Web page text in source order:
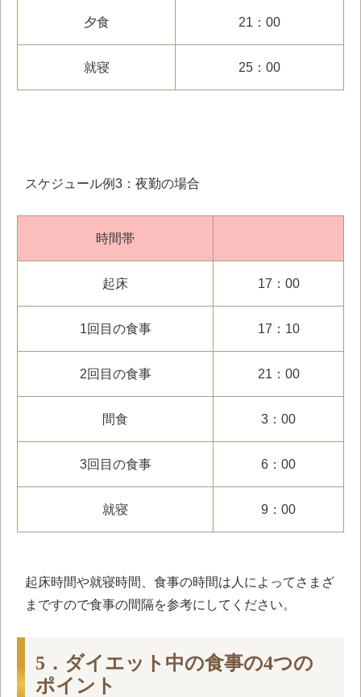
夕食 21：00
就寝 25：00
スケジュール例3 ：夜勤の場合
時間帯
起床 17：00
1回目の食事 17：10
2回目の食事 21：00
間食 3：00
3回目の食事 6：00
就寝 9：00
起床時間や就寝時間、食事の時間は人によってさまざ
まですので食事の間隔を参考にしてください。
5．ダイエット中の食事の4つの
ポイント